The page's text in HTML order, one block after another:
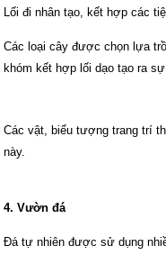
Lối đi nhân tạo, kết hợp các
Các loại cây được chọn lựa
khóm kết hợp lối dạo tạo ra
Các vật, biểu tượng trang trí
này.
4. Vườn đá
Đá tự nhiên được sử dụng